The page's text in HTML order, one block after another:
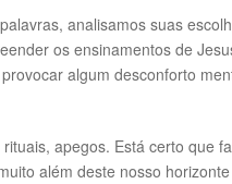
analisamos suas
os ensinamentos de
algum desconforto
apegos. Está certo que
além deste nosso